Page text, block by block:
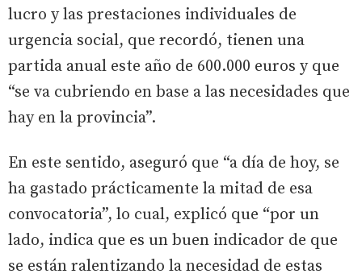
lucro y las prestaciones individuales de
urgencia social, que recordó, tienen una
partida anual este año de 600.000 euros y que
“se va cubriendo en base a las necesidades que
hay en la provincia”.
En este sentido, aseguró que “a día de hoy, se
ha gastado prácticamente la mitad de esa
convocatoria”, lo cual, explicó que “por un
lado, indica que es un buen indicador de que
se están ralentizando la necesidad de estas